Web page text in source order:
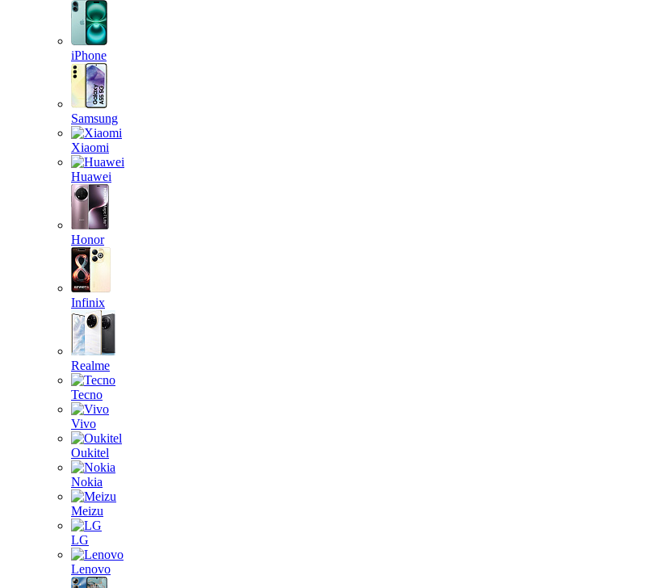
iPhone
Samsung
Xiaomi
Huawei
Honor
Infinix
Realme
Tecno
Vivo
Oukitel
Nokia
Meizu
LG
Lenovo